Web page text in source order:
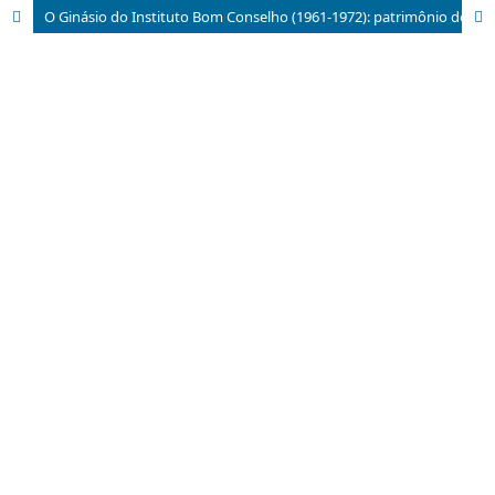
O Ginásio do Instituto Bom Conselho (1961-1972): patrimônio do semiárido baiano